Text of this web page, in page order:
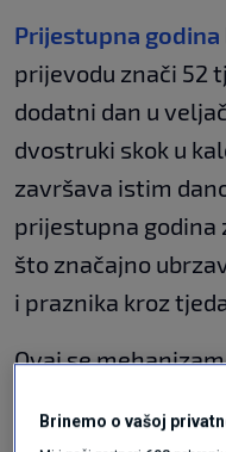
Prijestupna godina
prijevodu znači 52
dodatni dan u
dvostruki skok u
završava istim
prijestupna godina
što značajno
i praznika kroz
Ovaj se
Zemlja "potroši"
Brinemo o vašoj